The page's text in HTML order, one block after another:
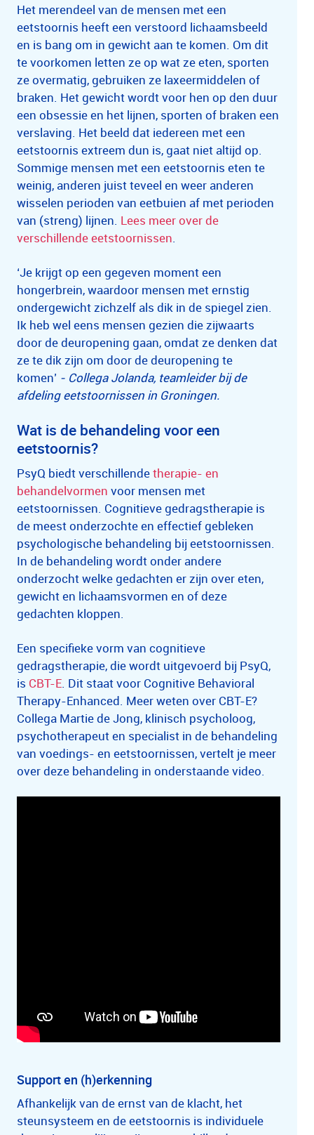
Het merendeel van de mensen met een
eetstoornis heeft een verstoord lichaamsbeeld
en is bang om in gewicht aan te komen. Om dit
te voorkomen letten ze op wat ze eten, sporten
ze overmatig, gebruiken ze laxeermiddelen of
braken. Het gewicht wordt voor hen op den duur
een obsessie en het lijnen, sporten of braken een
verslaving. Het beeld dat iedereen met een
eetstoornis extreem dun is, gaat niet altijd op.
Sommige mensen met een eetstoornis eten te
weinig, anderen juist teveel en weer anderen
wisselen perioden van eetbuien af met perioden
van (streng) lijnen. Lees meer over de
verschillende eetstoornissen.
‘Je krijgt op een gegeven moment een
hongerbrein, waardoor mensen met ernstig
ondergewicht zichzelf als dik in de spiegel zien.
Ik heb wel eens mensen gezien die zijwaarts
door de deuropening gaan, omdat ze denken dat
ze te dik zijn om door de deuropening te
komen’ - Collega Jolanda, teamleider bij de
afdeling eetstoornissen in Groningen.
Wat is de behandeling voor een
eetstoornis?
PsyQ biedt verschillendetherapie- en
behandelvormen voor mensen met
eetstoornissen. Cognitieve gedragstherapie is
de meest onderzochte en effectief gebleken
psychologische behandeling bij eetstoornissen.
In de behandeling wordt onder andere
onderzocht welke gedachten er zijn over eten,
gewicht en lichaamsvormen en of deze
gedachten kloppen.
Een specifieke vorm van cognitieve
gedragstherapie, die wordt uitgevoerd bij PsyQ,
is CBT-E. Dit staat voor Cognitive Behavioral
Therapy-Enhanced. Meer weten over CBT-E?
Collega Martie de Jong, klinisch psycholoog,
psychotherapeut en specialist in de behandeling
van voedings- en eetstoornissen, vertelt je meer
over deze behandeling in onderstaande video.
Support en (h)erkenning
Afhankelijk van de ernst van de klacht, het
steunsysteem en de eetstoornis is individuele